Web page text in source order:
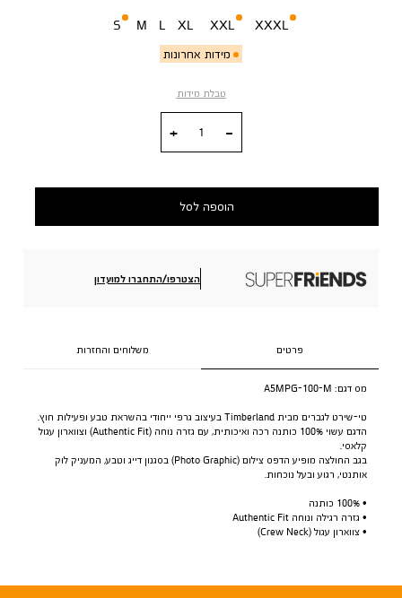
S
מידות אחרונות
M L XL XXL XXXL
טבלת מידות
הוספה לסל
הצטרפו/התחברו למועדון
פרטים משלוחים והחזרות
מס דגם: A5MPG-100-M
טי-שירט לגברים מבית Timberland בעיצוב גרפי ייחודי בהשראת טבע ופעילות חוץ.
הדגם עשוי 100% כותנה רכה ואיכותית, עם גזרה נוחה (Authentic Fit) וצווארון עגול
קלאסי.
בגב החולצה מופיע הדפס צילום (Photo Graphic) בסגנון דייג וטבע, המעניק לוק
אותנטי, רגוע ובעל נוכחות.
• 100% כותנה
• גזרה רגילה ונוחה Authentic Fit
• צווארון עגול (Crew Neck)